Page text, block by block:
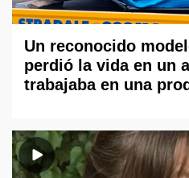
Un reconocido
perdió la vida en un
trabajaba en una